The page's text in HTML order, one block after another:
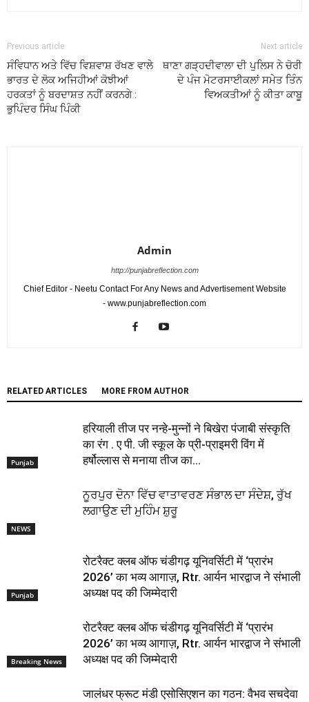
Previous article
ਸੰਵਿਧਾਨ ਅਤੇ ਵਿੱਚ ਵਿਸ਼ਵਾਸ਼ ਰੱਖਣ ਵਾਲੇ
ਭਾਰਤ ਦੇ ਲੋਕ ਅਜਿਹੀਆਂ ਕੋਝੀਆਂ
ਹਰਕਤਾਂ ਨੂੰ ਬਰਦਾਸ਼ਤ ਨਹੀਂ ਕਰਨਗੇ :
ਭੁਪਿੰਦਰ ਸਿੰਘ ਪਿੰਕੀ
Next article
ਥਾਣਾ ਗੜ੍ਹਦੀਵਾਲਾ ਦੀ ਪੁਲਿਸ ਨੇ ਚੋਰੀ
ਦੇ ਪੰਜ ਮੋਟਰਸਾਈਕਲਾਂ ਸਮੇਤ ਤਿੰਨ
ਵਿਅਕਤੀਆਂ ਨੂੰ ਕੀਤਾ ਕਾਬੂ
Admin
http://punjabreflection.com
Chief Editor - Neetu Contact For Any News and Advertisement Website
- www.punjabreflection.com
RELATED ARTICLES MORE FROM AUTHOR
Punjab
हरियाली तीज पर नन्हे-मुन्नों ने बिखेरा पंजाबी संस्कृति
का रंग . ए पी. जी स्कूल के प्री-प्राइमरी विंग में
हर्षोल्लास से मनाया तीज का...
NEWS
ਨੂਰਪੁਰ ਦੋਨਾ ਵਿੱਚ ਵਾਤਾਵਰਣ ਸੰਭਾਲ ਦਾ ਸੰਦੇਸ਼, ਰੁੱਖ
ਲਗਾਉਣ ਦੀ ਮੁਹਿੰਮ ਸ਼ੁਰੂ
Punjab
रोटरैक्ट क्लब ऑफ चंडीगढ़ यूनिवर्सिटी में ‘प्रारंभ
2026’ का भव्य आगाज़, Rtr. आर्यन भारद्वाज ने संभाली
अध्यक्ष पद की जिम्मेदारी
Breaking News
रोटरैक्ट क्लब ऑफ चंडीगढ़ यूनिवर्सिटी में ‘प्रारंभ
2026’ का भव्य आगाज़, Rtr. आर्यन भारद्वाज ने संभाली
अध्यक्ष पद की जिम्मेदारी
जालंधर फ्रूट मंडी एसोसिएशन का गठन: वैभव सचदेवा